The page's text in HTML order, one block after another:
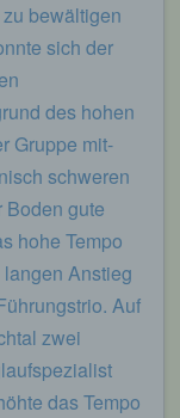
bewältigen
sich der
des hohen
Gruppe mit-
schweren
gute
hohe Tempo
Anstieg
Auf
zwei
das Tempo